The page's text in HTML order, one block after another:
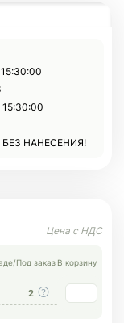
15:30:00
БЕЗ НАНЕСЕНИЯ!
/Под заказ В корзину
2